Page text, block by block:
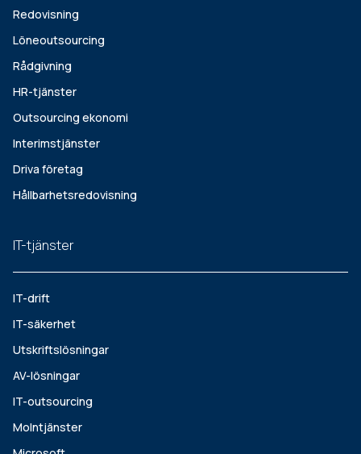
Redovisning
Löneoutsourcing
Rådgivning
HR-tjänster
Outsourcing ekonomi
Interimstjänster
Driva företag
Hållbarhetsredovisning
IT-tjänster
IT-drift
IT-säkerhet
Utskriftslösningar
AV-lösningar
IT-outsourcing
Molntjänster